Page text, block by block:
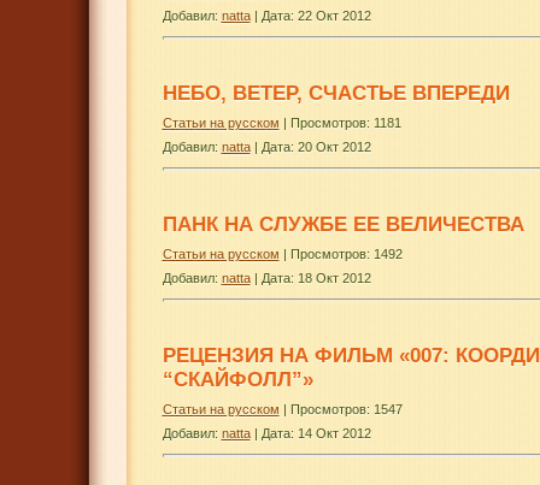
Добавил: natta| Дата: 22 Окт 2012
НЕБО, ВЕТЕР, СЧАСТЬЕ ВПЕРЕДИ
Статьи на русском | Просмотров: 1181
Добавил: natta| Дата: 20 Окт 2012
ПАНК НА СЛУЖБЕ ЕЕ ВЕЛИЧЕСТВА
Статьи на русском | Просмотров: 1492
Добавил: natta| Дата: 18 Окт 2012
РЕЦЕНЗИЯ НА ФИЛЬМ «007:
“СКАЙФОЛЛ”»
Статьи на русском | Просмотров: 1547
Добавил: natta| Дата: 14 Окт 2012